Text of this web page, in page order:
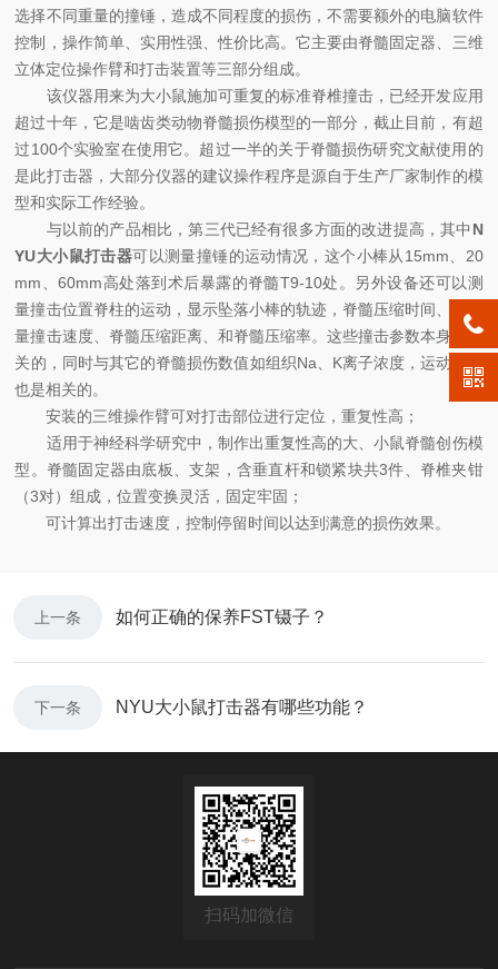
选择不同重量的撞锤，造成不同程度的损伤，不需要额外的电脑软件
控制，操作简单、实用性强、性价比高。它主要由脊髓固定器、三维
立体定位操作臂和打击装置等三部分组成。
该仪器用来为大小鼠施加可重复的标准脊椎撞击，已经开发应用
超过十年，它是啮齿类动物脊髓损伤模型的一部分，截止目前，有超
过100个实验室在使用它。超过一半的关于脊髓损伤研究文献使用的
是此打击器，大部分仪器的建议操作程序是源自于生产厂家制作的模
型和实际工作经验。
与以前的产品相比，第三代已经有很多方面的改进提高，其中 N
YU大小鼠打击器可以测量撞锤的运动情况，这个小棒从15mm、20
mm、60mm高处落到术后暴露的脊髓T9-10处。另外设备还可以测
量撞击位置脊柱的运动，显示坠落小棒的轨迹，脊髓压缩时间、并测
量撞击速度、脊髓压缩距离、和脊髓压缩率。这些撞击参数本身是相
关的，同时与其它的脊髓损伤数值如组织Na、K离子浓度，运动恢复
也是相关的。
安装的三维操作臂可对打击部位进行定位，重复性高；
适用于神经科学研究中，制作出重复性高的大、小鼠脊髓创伤模
型。脊髓固定器由底板、支架，含垂直杆和锁紧块共3件、脊椎夹钳
（3对）组成，位置变换灵活，固定牢固；
可计算出打击速度，控制停留时间以达到满意的损伤效果。
上一条 如何正确的保养FST镊子？
下一条 NYU大小鼠打击器有哪些功能？
扫码加微信